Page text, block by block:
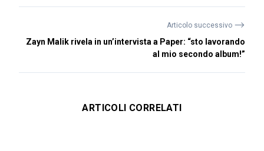
Articolo successivo ⟶
Zayn Malik rivela in un’intervista a Paper: “sto lavorando
al mio secondo album!”
ARTICOLI CORRELATI